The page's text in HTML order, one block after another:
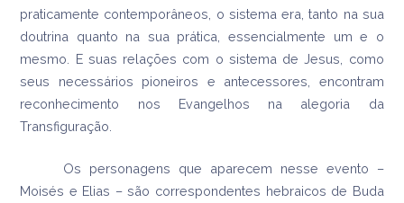
praticamente contemporâneos, o sistema era, tanto na sua
doutrina quanto na sua prática, essencialmente um e o
mesmo. E suas relações com o sistema de Jesus, como
seus necessários pioneiros e antecessores, encontram
reconhecimento nos Evangelhos na alegoria da
Transfiguração.
Os personagens que aparecem nesse evento –
Moisés e Elias – são correspondentes hebraicos de Buda